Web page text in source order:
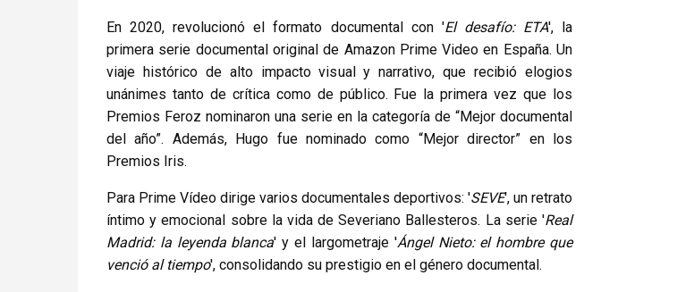
En 2020, revolucionó el formato documental con 'El desafío: ETA', la
primera serie documental original de Amazon Prime Video en España. Un
viaje histórico de alto impacto visual y narrativo, que recibió elogios
unánimes tanto de crítica como de público. Fue la primera vez que los
Premios Feroz nominaron una serie en la categoría de “Mejor documental
del año”. Además, Hugo fue nominado como “Mejor director” en los
Premios Iris.
Para Prime Vídeo dirige varios documentales deportivos: 'SEVE', un retrato
íntimo y emocional sobre la vida de Severiano Ballesteros. La serie 'Real
Madrid: la leyenda blanca' y el largometraje 'Ángel Nieto: el hombre que
venció al tiempo', consolidando su prestigio en el género documental.